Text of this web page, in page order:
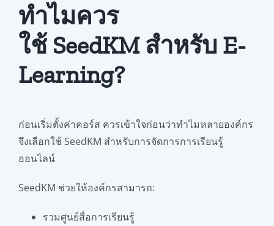
ทำไมควร
ใช้ SeedKM สำหรับ E-
Learning?
ก่อนเริ่มตั้งค่าคอร์ส ควรเข้าใจก่อนว่าทำไมหลายองค์กร
จึงเลือกใช้ SeedKM สำหรับการจัดการการเรียนรู้
ออนไลน์
SeedKM ช่วยให้องค์กรสามารถ:
รวมศูนย์สื่อการเรียนรู้